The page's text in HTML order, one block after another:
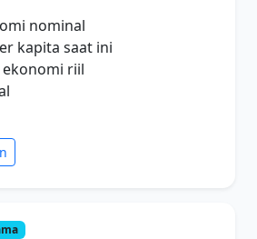
nominal
kapita saat ini
riil